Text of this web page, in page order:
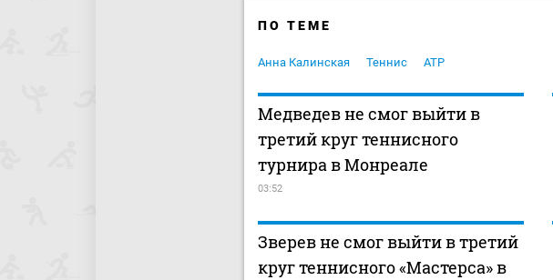
ПО ТЕМЕ
Анна Калинская Теннис ATP
Медведев не смог выйти в
третий круг теннисного
турнира в Монреале
03:52
Зверев не смог выйти в третий
круг теннисного «Мастерса» в